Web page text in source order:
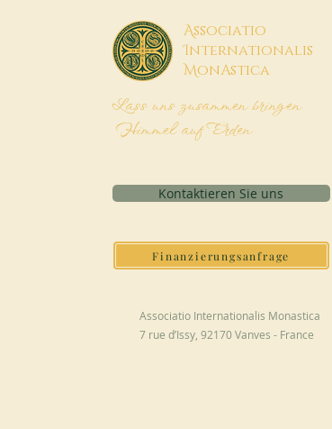
Associatio
Internationalis
MonAstica
Lass uns zusammen bringen
Himmel auf Erden
Kontaktieren Sie uns
Finanzierungsanfrage
Associatio Internationalis Monastica
7 rue d’Issy, 92170 Vanves - France